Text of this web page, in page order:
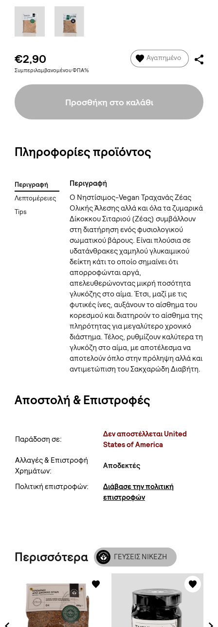
€2,90
Συμπεριλαμβανομένου ΦΠΑ%
Αγαπημένο
Προσθήκη στο καλάθι
Πληροφορίες προϊόντος
Περιγραφή
Λεπτομέρειες
Tips
Περιγραφή
Ο Νηστίσιμος-Vegan Τραχανάς Ζέας
Ολικής Άλεσης αλλά και όλα τα ζυμαρικά
Δίκοκκου Σιταριού (Ζέας) συμβάλλουν
στη διατήρηση ενός φυσιολογικού
σωματικού βάρους. Είναι πλούσια σε
υδατάνθρακες χαμηλού γλυκαιμικού
δείκτη κάτι το οποίο σημαίνει ότι
απορροφώνται αργά,
απελευθερώνοντας μικρή ποσότητα
γλυκόζης στο αίμα. Έτσι, μαζί με τις
φυτικές ίνες, αυξάνουν το αίσθημα του
κορεσμού και διατηρούν το αίσθημα της
πληρότητας για μεγαλύτερο χρονικό
διάστημα. Τέλος, ρυθμίζουν καλύτερα τη
γλυκόζη στο αίμα, με αποτέλεσμα να
αποτελούν όπλο στην πρόληψη αλλά και
αντιμετώπιση του Σακχαρώδη Διαβήτη.
Αποστολή & Επιστροφές
Παράδοση σε:
Δεν αποστέλλεται United
States of America
Αλλαγές & Επιστροφή
Χρημάτων:
Αποδεκτές
Πολιτική επιστροφών:
Διάβασε την πολιτική
επιστροφών
Περισσότερα ΓΕΥΣΕΙΣ ΝΙΚΕΖΗ